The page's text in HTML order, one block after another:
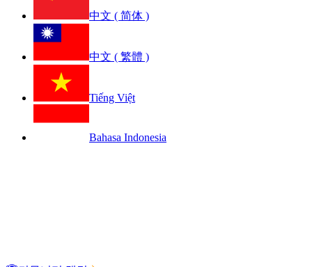
中文 ( 简体 )
中文 ( 繁體 )
Tiếng Việt
Bahasa Indonesia